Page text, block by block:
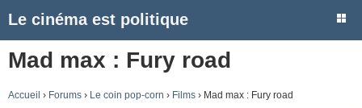
Le cinéma est politique
Mad max : Fury road
Accueil › Forums › Le coin pop-corn › Films › Mad max : Fury road